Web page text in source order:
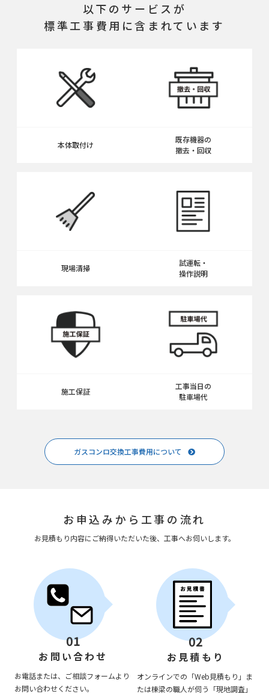
以下のサービスが
標準工事費用に含まれています
本体取付け
既存機器の
撤去・回収
現場清掃
試運転・
操作説明
施工保証
工事当日の
駐車場代
ガスコンロ交換工事費用について
お申込みから工事の流れ
お見積もり内容にご納得いただいた後、工事へお伺いします。
01
お問い合わせ
お電話または、ご相談フォームより
お問い合わせください。
02
お見積もり
オンラインでの「Web見積もり」ま
たは棟梁の職人が伺う「現地調査」